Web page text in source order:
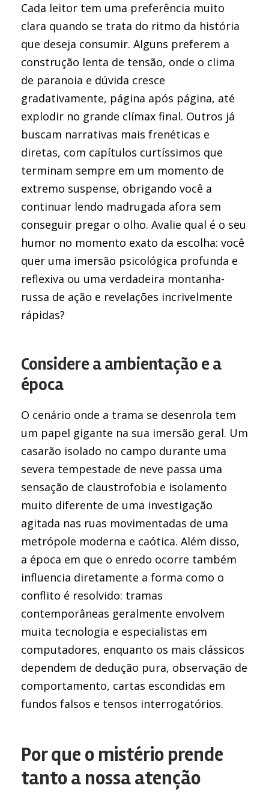
Cada leitor tem uma preferência muito
clara quando se trata do ritmo da história
que deseja consumir. Alguns preferem a
construção lenta de tensão, onde o clima
de paranoia e dúvida cresce
gradativamente, página após página, até
explodir no grande clímax final. Outros já
buscam narrativas mais frenéticas e
diretas, com capítulos curtíssimos que
terminam sempre em um momento de
extremo suspense, obrigando você a
continuar lendo madrugada afora sem
conseguir pregar o olho. Avalie qual é o seu
humor no momento exato da escolha: você
quer uma imersão psicológica profunda e
reflexiva ou uma verdadeira montanha-
russa de ação e revelações incrivelmente
rápidas?
Considere a ambientação e a
época
O cenário onde a trama se desenrola tem
um papel gigante na sua imersão geral. Um
casarão isolado no campo durante uma
severa tempestade de neve passa uma
sensação de claustrofobia e isolamento
muito diferente de uma investigação
agitada nas ruas movimentadas de uma
metrópole moderna e caótica. Além disso,
a época em que o enredo ocorre também
influencia diretamente a forma como o
conflito é resolvido: tramas
contemporâneas geralmente envolvem
muita tecnologia e especialistas em
computadores, enquanto os mais clássicos
dependem de dedução pura, observação de
comportamento, cartas escondidas em
fundos falsos e tensos interrogatórios.
Por que o mistério prende
tanto a nossa atenção